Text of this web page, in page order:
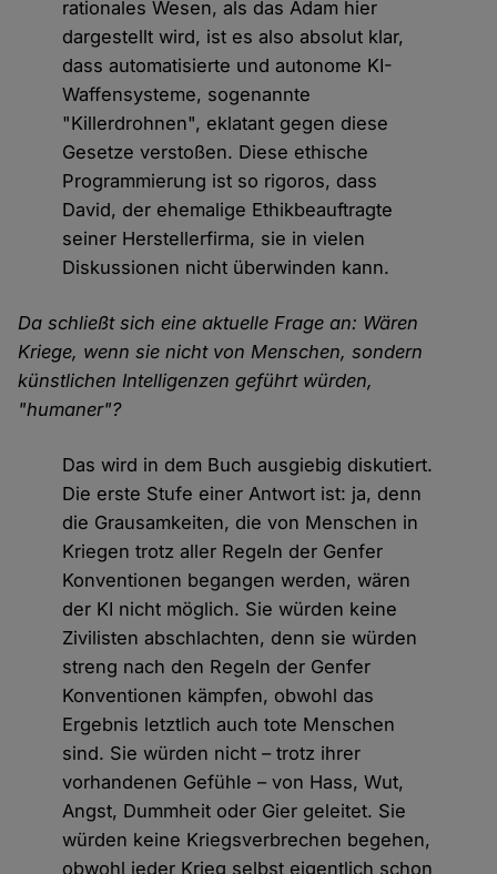
rationales Wesen, als das Adam hier
dargestellt wird, ist es also absolut klar,
dass automatisierte und autonome KI-
Waffensysteme, sogenannte
"Killerdrohnen", eklatant gegen diese
Gesetze verstoßen. Diese ethische
Programmierung ist so rigoros, dass
David, der ehemalige Ethikbeauftragte
seiner Herstellerfirma, sie in vielen
Diskussionen nicht überwinden kann.
Da schließt sich eine aktuelle Frage an: Wären
Kriege, wenn sie nicht von Menschen, sondern
künstlichen Intelligenzen geführt würden,
"humaner"?
Das wird in dem Buch ausgiebig diskutiert.
Die erste Stufe einer Antwort ist: ja, denn
die Grausamkeiten, die von Menschen in
Kriegen trotz aller Regeln der Genfer
Konventionen begangen werden, wären
der KI nicht möglich. Sie würden keine
Zivilisten abschlachten, denn sie würden
streng nach den Regeln der Genfer
Konventionen kämpfen, obwohl das
Ergebnis letztlich auch tote Menschen
sind. Sie würden nicht – trotz ihrer
vorhandenen Gefühle – von Hass, Wut,
Angst, Dummheit oder Gier geleitet. Sie
würden keine Kriegsverbrechen begehen,
obwohl jeder Krieg selbst eigentlich schon